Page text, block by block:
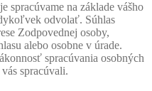
spracúvame na základe vášho
odvolať. Súhlas
Zodpovednej osoby,
alebo osobne v úrade.
spracúvania osobných
spracúvali.